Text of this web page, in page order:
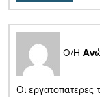
Ο/Η
Οι εργατοπατερες